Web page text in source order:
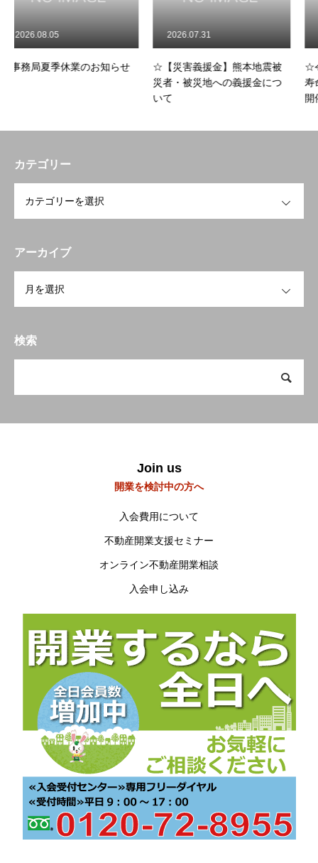
開業を検討中の方へ
Members Only
のお知らせ
☆【災害義援金】熊本地震被
災者・被災地への義援金につ
☆令和8年度 事業
寿命化リフォー
開催のお知らせ
カテゴリー
アーカイブ
検索
Join us
開業を検討中の方へ
入会費用について
不動産開業支援セミナー
オンライン不動産開業相談
入会申し込み